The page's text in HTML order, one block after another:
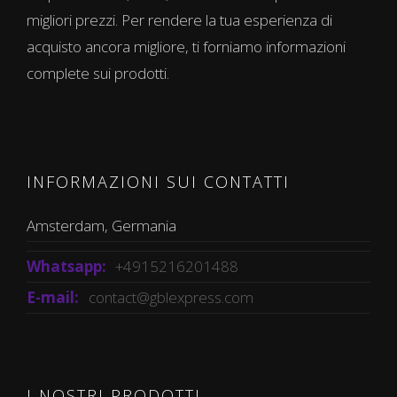
migliori prezzi. Per rendere la tua esperienza di
acquisto ancora migliore, ti forniamo informazioni
complete sui prodotti.
INFORMAZIONI SUI CONTATTI
Amsterdam, Germania
Whatsapp: +4915216201488
E-mail: contact@gblexpress.com